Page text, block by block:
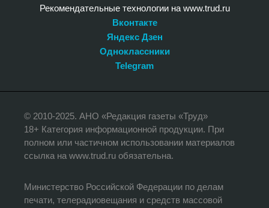
Рекомендательные технологии на www.trud.ru
Вконтакте
Яндекс Дзен
Одноклассники
Telegram
© 2010-2025. АНО «Редакция газеты «Труд»
18+ Категория информационной продукции. При
полном или частичном использовании материалов
ссылка на www.trud.ru обязательна.
Министерство Российской Федерации по делам
печати, телерадиовещания и средств массовой